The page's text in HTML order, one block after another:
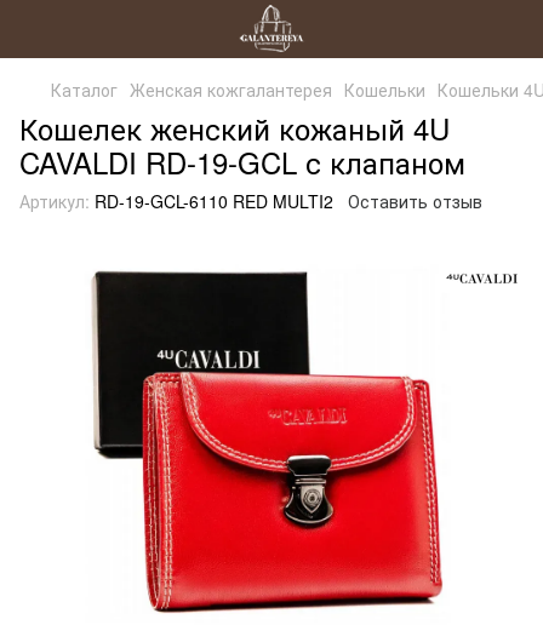
Каталог Женская кожгалантерея Кошельки Кошельки
Кошелек женский кожаный 4U
CAVALDI RD-19-GCL с клапаном
Артикул: RD-19-GCL-6110 RED MULTI2 Оставить отзыв